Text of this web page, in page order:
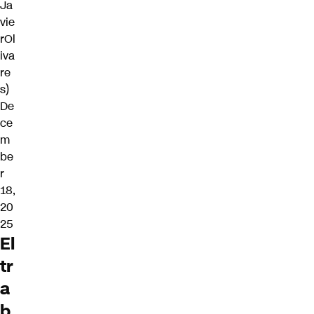
Ja
vie
rOl
iva
re
s)
De
ce
m
be
r
18,
20
25
El
tr
a